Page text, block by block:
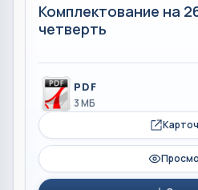
Комплектование на
четверть
PDF
3 МБ